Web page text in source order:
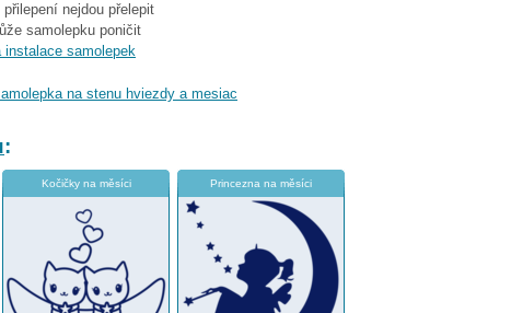
nejdou přelepit
samolepku poničit
samolepek
na stenu hviezdy a mesiac
:
Kočičky na měsíci Princezna na měsíci